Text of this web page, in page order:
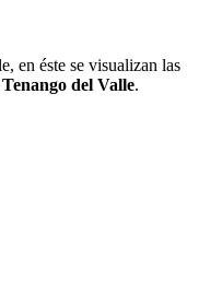
en éste se visualizan las
del Valle.